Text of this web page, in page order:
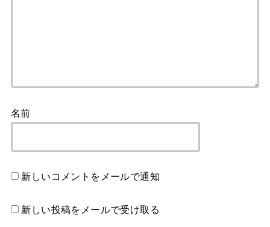
名前
新しいコメントをメールで通知
新しい投稿をメールで受け取る